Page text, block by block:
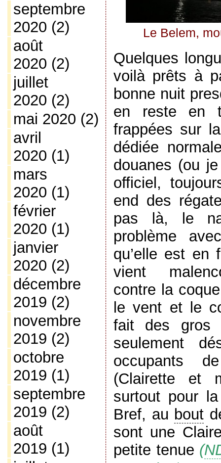
septembre
2020 (2)
août
2020 (2)
juillet
2020 (2)
mai 2020 (2)
avril
2020 (1)
mars
2020 (1)
février
2020 (1)
janvier
2020 (2)
décembre
2019 (2)
novembre
2019 (2)
octobre
2019 (1)
septembre
2019 (2)
août
2019 (1)
Le Belem,
Quelques
voilà prêts à
bonne nuit
en reste en
frappées sur
dédiée
douanes (ou
officiel,
end des
pas là, le
problème
qu’elle est en
vient
contre la
le vent et le
fait des gros
seulement
occupants
(Clairette et
surtout pour
Bref, au bout
sont une
petite tenue (